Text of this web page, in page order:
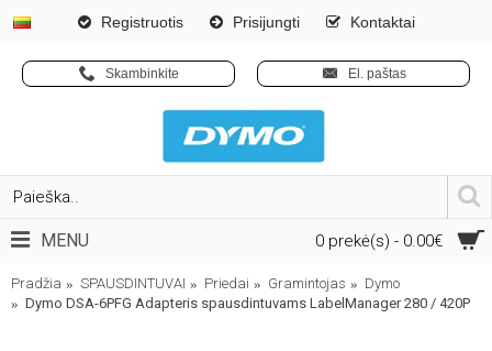
Registruotis Prisijungti Kontaktai
Skambinkite El. paštas
0 prekė(s) - 0.00€
MENU
Pradžia SPAUSDINTUVAI Priedai Gramintojas
Dymo
Dymo DSA-6PFG Adapteris spausdintuvams LabelManager 280 / 420P